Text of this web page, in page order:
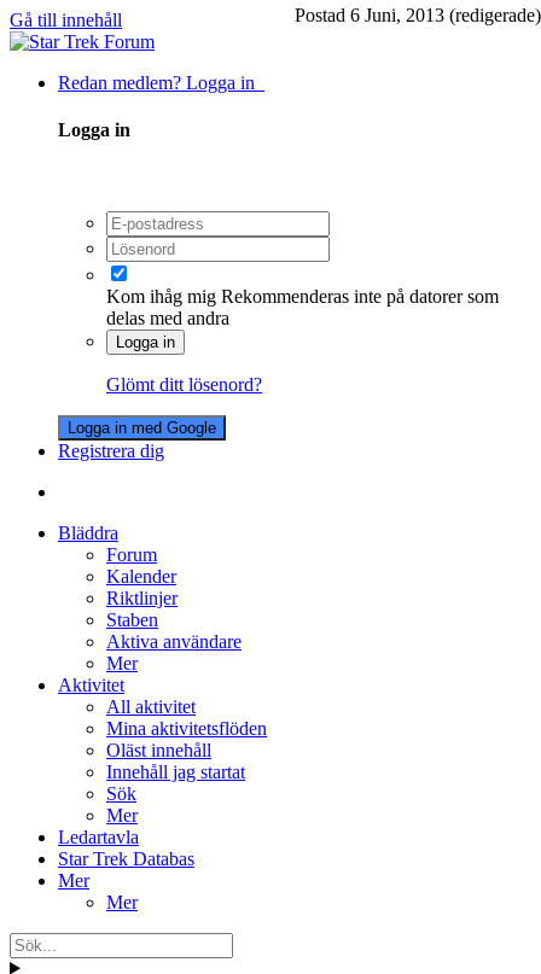
Gå till innehåll
Redan medlem? Logga in
Logga in
Kom ihåg mig Rekommenderas inte på datorer som
delas med andra
Logga in
Glömt ditt lösenord?
Logga in med Google
Registrera dig
Bläddra
Forum
Kalender
Riktlinjer
Staben
Aktiva användare
Mer
Aktivitet
All aktivitet
Mina aktivitetsflöden
Oläst innehåll
Innehåll jag startat
Sök
Mer
Ledartavla
Star Trek Databas
Mer
Mer
Postad 6 Juni, 2013 (redigerade)